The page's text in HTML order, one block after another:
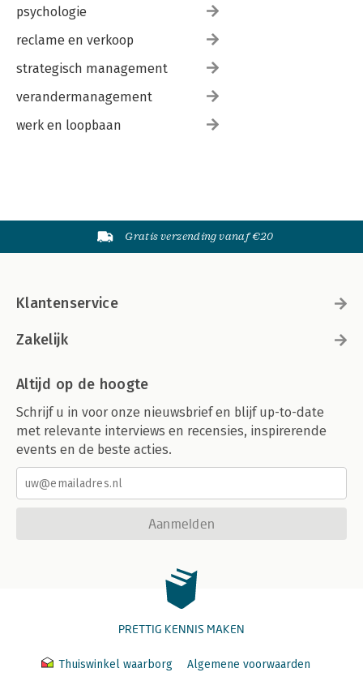
psychologie
reclame en verkoop
strategisch management
verandermanagement
werk en loopbaan
Gratis verzending vanaf €20
Klantenservice
Zakelijk
Altijd op de hoogte
Schrijf u in voor onze nieuwsbrief en blijf up-to-date
met relevante interviews en recensies, inspirerende
events en de beste acties.
Aanmelden
PRETTIG KENNIS MAKEN
Thuiswinkel waarborg
Algemene voorwaarden